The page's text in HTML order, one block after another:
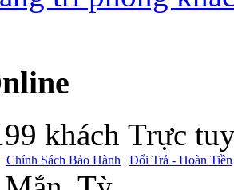
khách Trực
| Chính Sách Bảo Hành | Đổi Trả - Hoàn Tiền